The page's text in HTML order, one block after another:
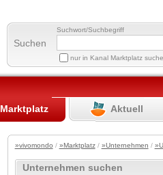
Suchen
Suchwort/Suchbegriff
nur in Kanal Marktplatz
Marktplatz Aktuell
»vivomondo / »Marktplatz/ »Unternehmen /
Unternehmen suchen